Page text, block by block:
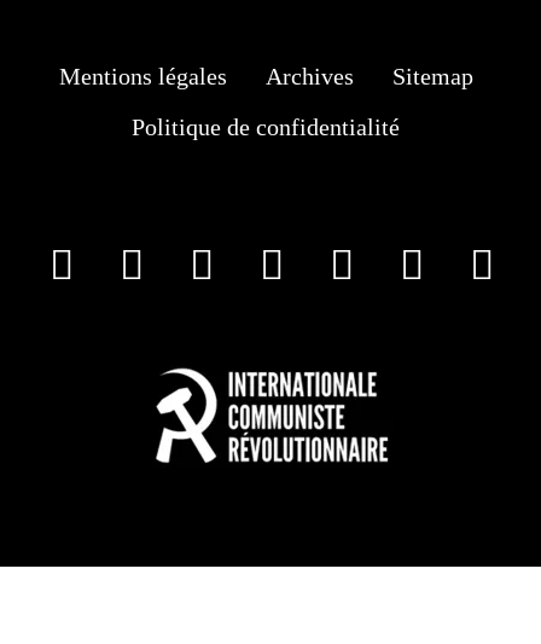
Mentions légales Archives
Sitemap
Politique de confidentialité
facebookInstagram
Youtube
Tik Tok